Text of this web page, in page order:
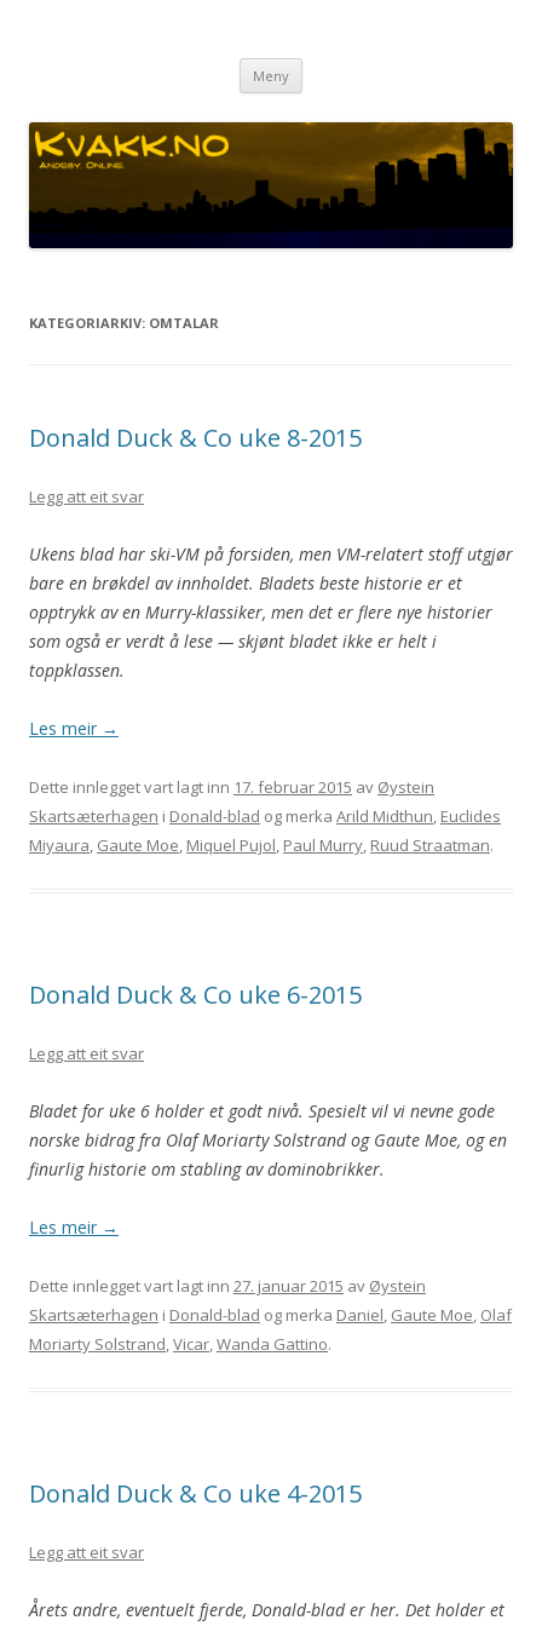
Meny
KATEGORIARKIV: OMTALAR
Donald Duck & Co uke 8-2015
Legg att eit svar
Ukens blad har ski-VM på forsiden, men VM-relatert stoff utgjør
bare en brøkdel av innholdet. Bladets beste historie er et
opptrykk av en Murry-klassiker, men det er flere nye historier
som også er verdt å lese — skjønt bladet ikke er helt i
toppklassen.
Les meir →
Dette innlegget vart lagt inn 17. februar 2015 av Øystein
Skartsæterhagen i Donald-blad og merka Arild Midthun, Euclides
Miyaura, Gaute Moe, Miquel Pujol, Paul Murry, Ruud Straatman.
Donald Duck & Co uke 6-2015
Legg att eit svar
Bladet for uke 6 holder et godt nivå. Spesielt vil vi nevne gode
norske bidrag fra Olaf Moriarty Solstrand og Gaute Moe, og en
finurlig historie om stabling av dominobrikker.
Les meir →
Dette innlegget vart lagt inn 27. januar 2015 av Øystein
Skartsæterhagen i Donald-blad og merka Daniel, Gaute Moe, Olaf
Moriarty Solstrand,Vicar,Wanda Gattino.
Donald Duck & Co uke 4-2015
Legg att eit svar
Årets andre, eventuelt fjerde, Donald-blad er her. Det holder et